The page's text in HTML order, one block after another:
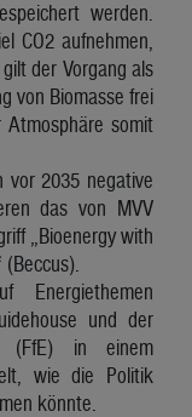
werden.
CO2 aufnehmen,
der Vorgang als
von Biomasse frei
Atmosphäre somit
vor 2035 negative
das von MVV
„Bioenergy with
und der
(FfE) in einem
wie die Politik
könnte.